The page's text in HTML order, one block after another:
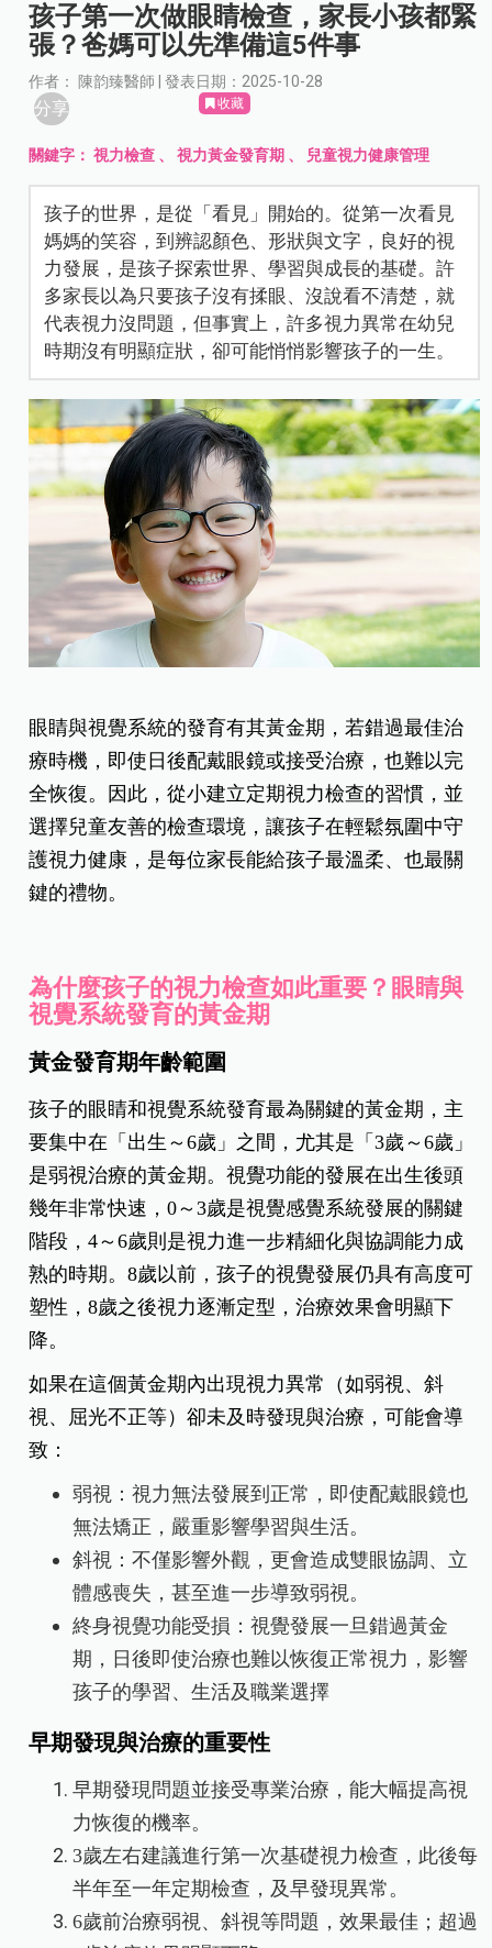
孩子第一次做眼睛檢查，家長小孩都緊
張？爸媽可以先準備這5件事
作者： 陳韵臻醫師 | 發表日期：2025-10-28
分享 收藏
關鍵字：視力檢查 、視力黃金發育期 、 兒童視力健康管理
孩子的世界，是從「看見」開始的。從第一次看見
媽媽的笑容，到辨認顏色、形狀與文字，良好的視
力發展，是孩子探索世界、學習與成長的基礎。許
多家長以為只要孩子沒有揉眼、沒說看不清楚，就
代表視力沒問題，但事實上，許多視力異常在幼兒
時期沒有明顯症狀，卻可能悄悄影響孩子的一生。
眼睛與視覺系統的發育有其黃金期，若錯過最佳治
療時機，即使日後配戴眼鏡或接受治療，也難以完
全恢復。因此，從小建立定期視力檢查的習慣，並
選擇兒童友善的檢查環境，讓孩子在輕鬆氛圍中守
護視力健康，是每位家長能給孩子最溫柔、也最關
鍵的禮物。
為什麼孩子的視力檢查如此重要？眼睛與
視覺系統發育的黃金期
黃金發育期年齡範圍
孩子的眼睛和視覺系統發育最為關鍵的黃金期，主
要集中在「出生～6歲」之間，尤其是「3歲～6歲」
是弱視治療的黃金期。視覺功能的發展在出生後頭
幾年非常快速，0～3歲是視覺感覺系統發展的關鍵
階段，4～6歲則是視力進一步精細化與協調能力成
熟的時期。8歲以前，孩子的視覺發展仍具有高度可
塑性，8歲之後視力逐漸定型，治療效果會明顯下
降。
如果在這個黃金期內出現視力異常（如弱視、斜
視、屈光不正等）卻未及時發現與治療，可能會導
致：
弱視：視力無法發展到正常，即使配戴眼鏡也
無法矯正，嚴重影響學習與生活。
斜視：不僅影響外觀，更會造成雙眼協調、立
體感喪失，甚至進一步導致弱視。
終身視覺功能受損：視覺發展一旦錯過黃金
期，日後即使治療也難以恢復正常視力，影響
孩子的學習、生活及職業選擇
早期發現與治療的重要性
早期發現問題並接受專業治療，能大幅提高視
力恢復的機率。
3歲左右建議進行第一次基礎視力檢查，此後每
半年至一年定期檢查，及早發現異常。
6歲前治療弱視、斜視等問題，效果最佳；超過